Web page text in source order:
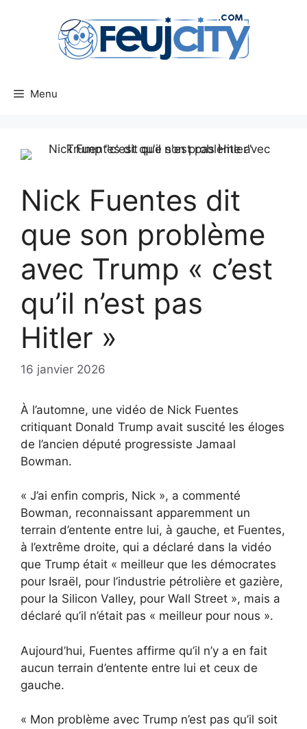
Menu
Nick Fuentes dit
que son problème
avec Trump « c’est
qu’il n’est pas
Hitler »
16 janvier 2026
À l’automne, une vidéo de Nick Fuentes
critiquant Donald Trump avait suscité les éloges
de l’ancien député progressiste Jamaal
Bowman.
« J’ai enfin compris, Nick », a commenté
Bowman, reconnaissant apparemment un
terrain d’entente entre lui, à gauche, et Fuentes,
à l’extrême droite, qui a déclaré dans la vidéo
que Trump était « meilleur que les démocrates
pour Israël, pour l’industrie pétrolière et gazière,
pour la Silicon Valley, pour Wall Street », mais a
déclaré qu’il n’était pas « meilleur pour nous ».
Aujourd’hui, Fuentes affirme qu’il n’y a en fait
aucun terrain d’entente entre lui et ceux de
gauche.
« Mon problème avec Trump n’est pas qu’il soit